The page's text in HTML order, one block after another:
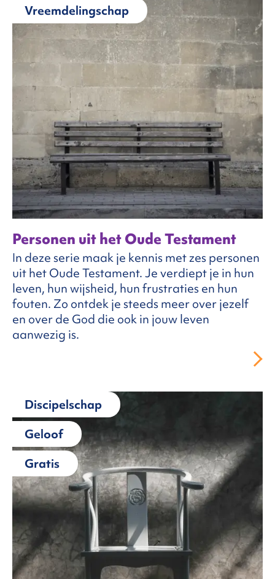
Vreemdelingschap
Personen uit het Oude Testament
In deze serie maak je kennis met zes personen
uit het Oude Testament. Je verdiept je in hun
leven, hun wijsheid, hun frustraties en hun
fouten. Zo ontdek je steeds meer over jezelf
en over de God die ook in jouw leven
aanwezig is.
Discipelschap
Geloof
Gratis